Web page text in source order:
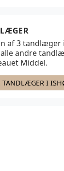
af3tandlæger
andre
Middel.
TANDLÆGER I